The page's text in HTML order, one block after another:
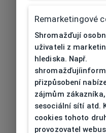
Remarketingové
Shromažďují
uživateli z
hlediska. Např.
přizpůsobení
zájmům
sesociální sítí atd.
cookies tohoto
provozovatel